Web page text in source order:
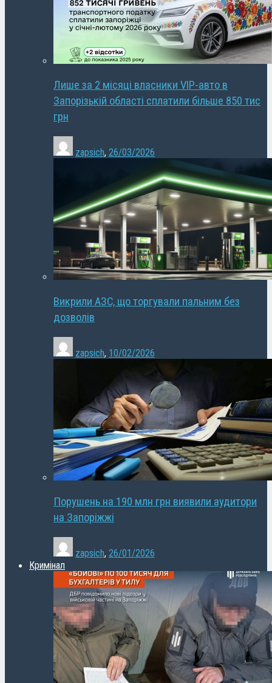
Лише за 2 місяці власники VIP-авто в
Запорізькій області сплатили більше 850 тис
грн
zapsich, 26/03/2026
Викрили АЗС, що торгували пальним без
дозволів
zapsich, 10/02/2026
Порушень на 190 млн грн виявили аудитори
на Запоріжжі
zapsich, 26/01/2026
Кримінал